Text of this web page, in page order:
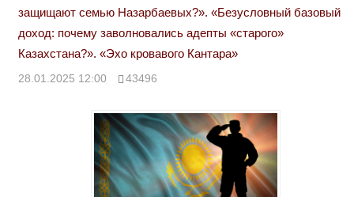
защищают семью Назарбаевых?». «Безусловный базовый
доход: почему заволновались адепты «старого»
Казахстана?». «Эхо кровавого Кантара»
28.01.2025 12:00 43496